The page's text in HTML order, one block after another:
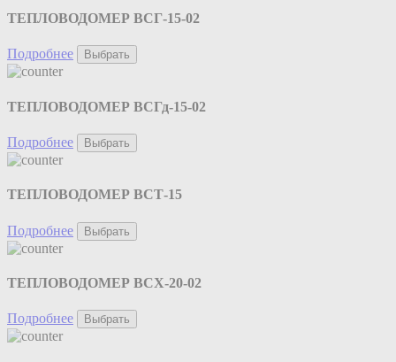
ТЕПЛОВОДОМЕР ВСГ-15-02
Подробнее Выбрать
ТЕПЛОВОДОМЕР ВСГд-15-02
Подробнее Выбрать
ТЕПЛОВОДОМЕР ВСТ-15
Подробнее Выбрать
ТЕПЛОВОДОМЕР ВСХ-20-02
Подробнее Выбрать